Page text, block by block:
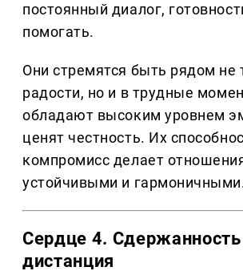
постоянный диалог,
помогать.
Они стремятся быть рядом не
радости, но и в трудные
обладают высоким уровнем
ценят честность. Их
компромисс делает
устойчивыми и
Сердце 4. Сдержанность
дистанция